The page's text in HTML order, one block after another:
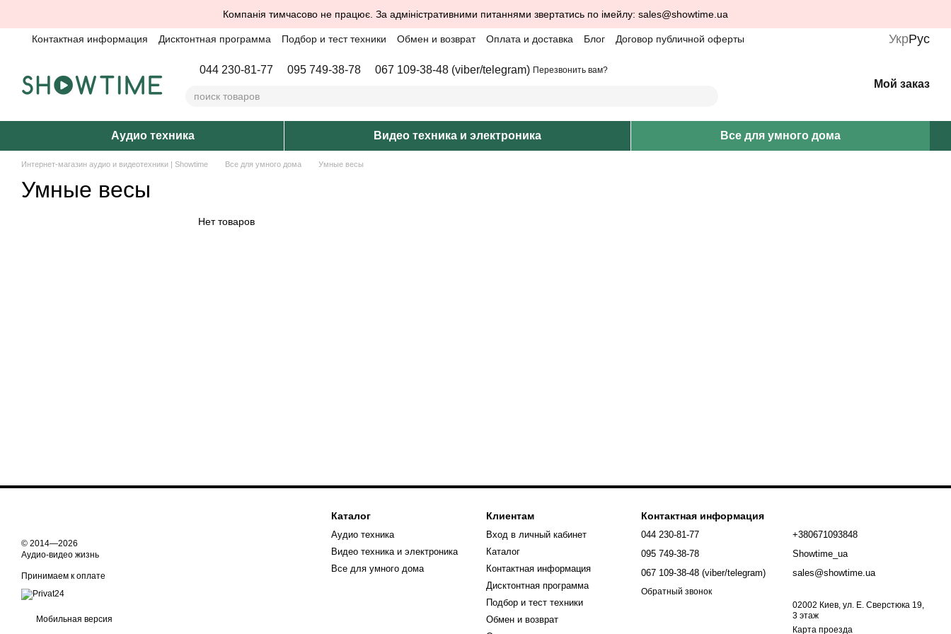
Компанія тимчасово не працює. За адміністративними питаннями звертатись по імейлу: sales@showtime.ua
Контактная информация Дисктонтная программа Подбор и тест техники Обмен и возврат Оплата и доставка Блог Договор публичной оферты УкрРус
044 230-81-77 095 749-38-78 067 109-38-48 (viber/telegram) Перезвонить вам?
Мой заказ
Аудио техника Видео техника и электроника Все для умного дома
Интернет-магазин аудио и видеотехники | Showtime Все для умного дома Умные весы
Умные весы
Нет товаров
© 2014—2026
Аудио-видео жизнь
Принимаем к оплате
Мобильная версия
Каталог
Аудио техника
Видео техника и электроника
Все для умного дома
Клиентам
Вход в личный кабинет
Каталог
Контактная информация
Дисктонтная программа
Подбор и тест техники
Обмен и возврат
Контактная информация
044 230-81-77
095 749-38-78
067 109-38-48 (viber/telegram)
Обратный звонок
+380671093848
Showtime_ua
sales@showtime.ua
02002 Киев, ул. Е. Сверстюка 19,
3 этаж
Карта проезда